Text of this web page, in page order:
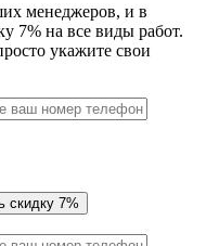
менеджеров, и в
7% на все виды работ.
укажите свои